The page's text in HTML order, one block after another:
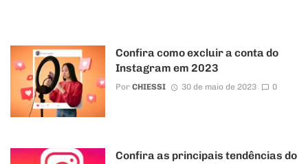
Confira como excluir a conta do
Instagram em 2023
Por CHIESSI 30 de maio de 2023 0
Confira as principais tendências do